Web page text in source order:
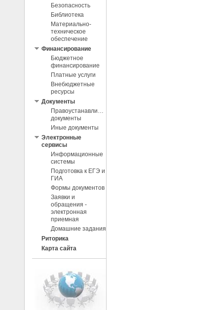
Безопасность
Библиотека
Материально-
техническое
обеспечение
Финансирование
Бюджетное
финансирование
Платные услуги
Внебюджетные
ресурсы
Документы
Правоустанавливающие
документы
Иные документы
Электронные
сервисы
Информационные
системы
Подготовка к ЕГЭ и
ГИА
Формы документов
Заявки и
обращения -
электронная
приемная
Домашние задания
Риторика
Карта сайта